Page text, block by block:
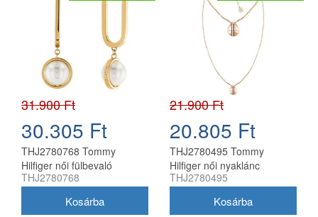
31.900 Ft
30.305 Ft
THJ2780768 Tommy
Hilfiger női fülbevaló
THJ2780768
21.900 Ft
20.805 Ft
THJ2780495 Tommy
Hilfiger női nyaklánc
THJ2780495